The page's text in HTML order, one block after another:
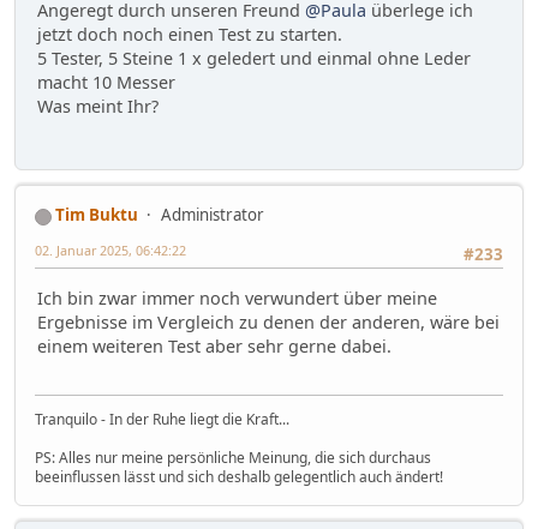
Angeregt durch unseren Freund @Paula überlege ich
jetzt doch noch einen Test zu starten.
5 Tester, 5 Steine 1 x geledert und einmal ohne Leder
macht 10 Messer
Was meint Ihr?
Tim Buktu
Administrator
#233
02. Januar 2025, 06:42:22
Ich bin zwar immer noch verwundert über meine
Ergebnisse im Vergleich zu denen der anderen, wäre bei
einem weiteren Test aber sehr gerne dabei.
Tranquilo - In der Ruhe liegt die Kraft...
PS: Alles nur meine persönliche Meinung, die sich durchaus
beeinflussen lässt und sich deshalb gelegentlich auch ändert!